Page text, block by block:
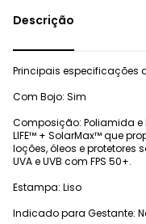
Principais especificações
Com Bojo: Sim
Composição: Poliamida e
LIFE™ + SolarMax™ que
loções, óleos e protetores
UVA e UVB com FPS 50+.
Estampa: Liso
Indicado para Gestante: